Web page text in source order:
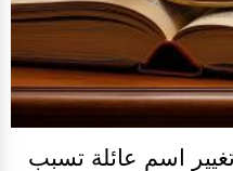
اسم عائلة تسبب